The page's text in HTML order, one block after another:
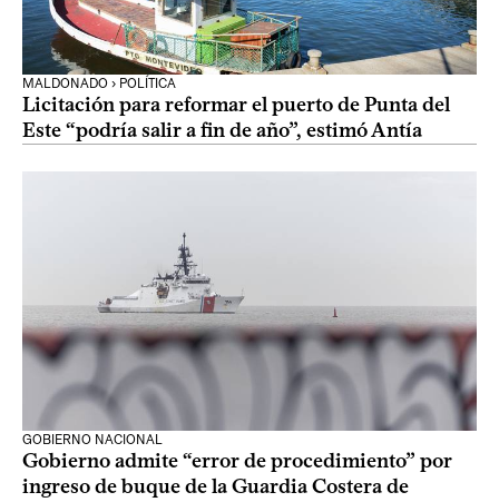
MALDONADO › POLÍTICA
Licitación para reformar el puerto de Punta del
Este “podría salir a fin de año”, estimó Antía
GOBIERNO NACIONAL
Gobierno admite “error de procedimiento” por
ingreso de buque de la Guardia Costera de